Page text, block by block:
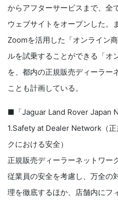
からアフターサービスまで、全
ウェブサイトをオープンした。
Zoomを活用した「オンライン
ルを試乗することができる「オ
を、都内の正規販売ディーラー
ことも計画している。
■「Jaguar Land Rover Japan
1.Safety at Dealer Network（
クにおける安全）
正規販売ディーラーネットワー
従業員の安全を考慮し、万全の
理を徹底するほか、店舗内にフ